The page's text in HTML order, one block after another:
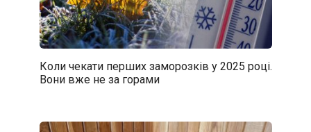
Коли чекати перших заморозків у 2025 році.
Вони вже не за горами